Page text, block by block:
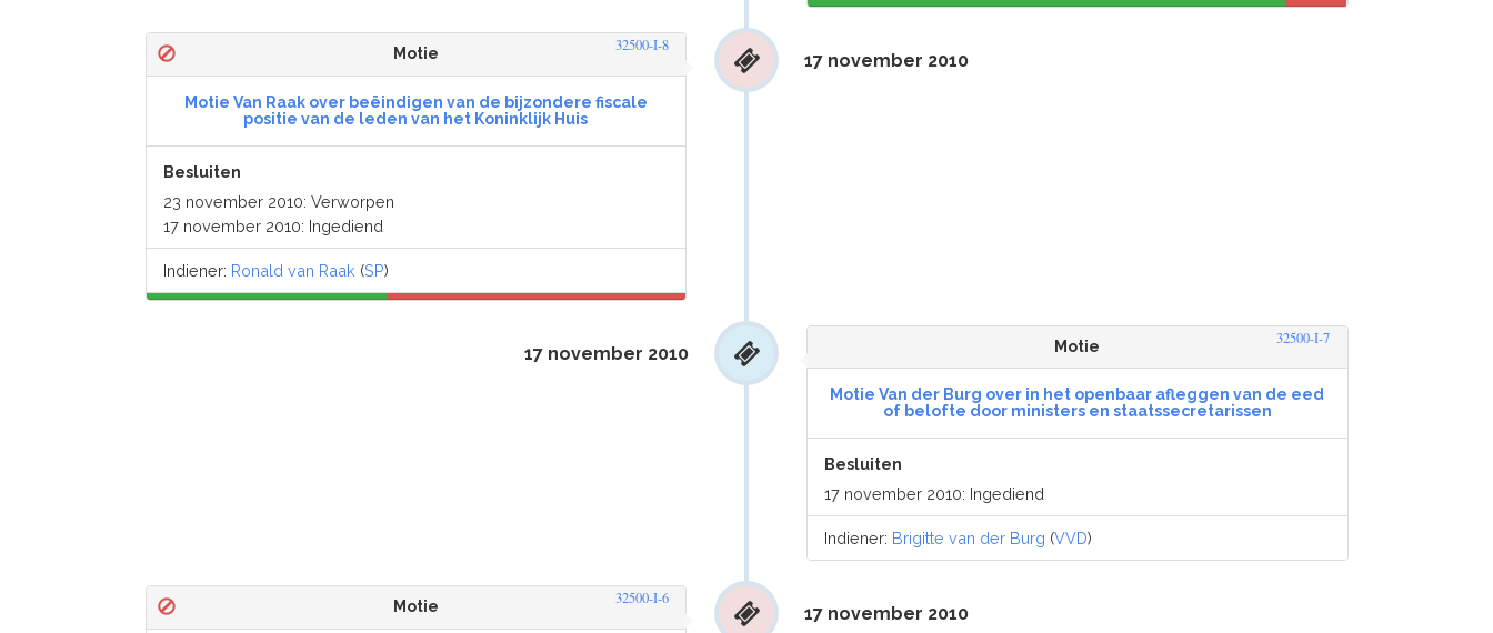
Motie 32500-I-8
Motie Van Raak over beëindigen van de bijzondere fiscale
positie van de leden van het Koninklijk Huis
Besluiten
23 november 2010: Verworpen
17 november 2010: Ingediend
Indiener: Ronald van Raak (SP)
17 november 2010
Motie 32500-I-7
Motie Van der Burg over in het openbaar afleggen van de eed
of belofte door ministers en staatssecretarissen
Besluiten
17 november 2010: Ingediend
Indiener: Brigitte van der Burg (VVD)
17 november 2010
Motie 32500-I-6
17 november 2010